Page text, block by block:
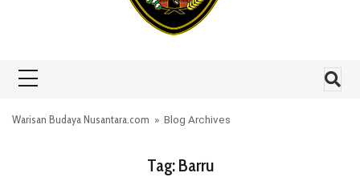
Warisan Budaya Nusantara.com » Blog Archives
Tag:Barru